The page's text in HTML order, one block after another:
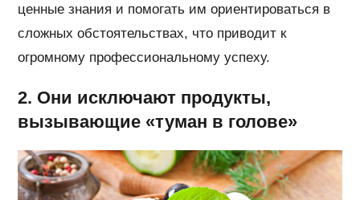
ценные знания и помогать им ориентироваться в
сложных обстоятельствах, что приводит к
огромному профессиональному успеху.
2. Они исключают продукты,
вызывающие «туман в голове»